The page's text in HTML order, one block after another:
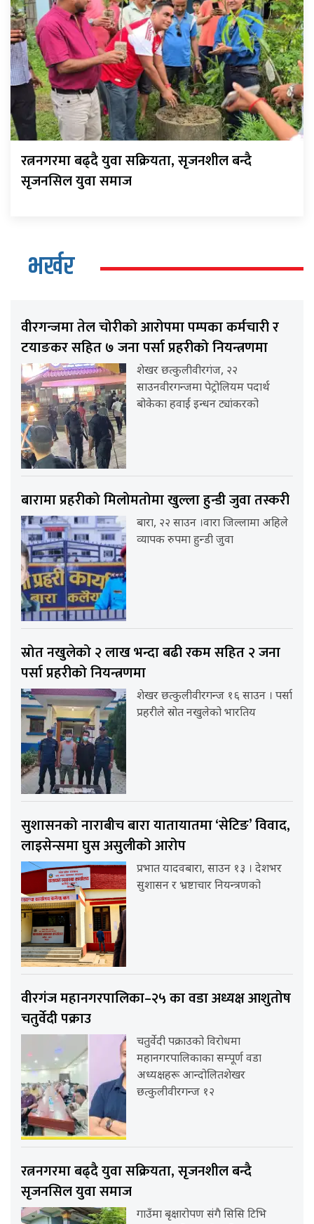
रत्ननगरमा बढ्दै युवा सक्रियता, सृजनशील बन्दै
सृजनसिल युवा समाज
भर्खर
वीरगन्जमा तेल चोरीको आरोपमा पम्पका कर्मचारी र
टयाङकर सहित ७ जना पर्सा प्रहरीको नियन्त्रणमा
शेखर छत्कुलीवीरगंज, २२
साउनवीरगन्जमा पेट्रोलियम पदार्थ
बोकेका हवाई इन्धन ट्यांकरको
बारामा प्रहरीको मिलोमतोमा खुल्ला हुन्डी जुवा तस्करी
बारा, २२ साउन ।वारा जिल्लामा अहिले
व्यापक रुपमा हुन्डी जुवा
स्रोत नखुलेको २ लाख भन्दा बढी रकम सहित २ जना
पर्सा प्रहरीको नियन्त्रणमा
शेखर छत्कुलीवीरगन्ज १६ साउन । पर्सा
प्रहरीले स्रोत नखुलेको भारतिय
सुशासनको नाराबीच बारा यातायातमा ‘सेटिङ’ विवाद,
लाइसेन्समा घुस असुलीको आरोप
प्रभात यादवबारा, साउन १३ । देशभर
सुशासन र भ्रष्टाचार नियन्त्रणको
वीरगंज महानगरपालिका–२५ का वडा अध्यक्ष आशुतोष
चतुर्वेदी पक्राउ
चतुर्वेदी पक्राउको विरोधमा
महानगरपालिकाका सम्पूर्ण वडा
अध्यक्षहरू आन्दोलितशेखर
छत्कुलीवीरगन्ज १२
रत्ननगरमा बढ्दै युवा सक्रियता, सृजनशील बन्दै
सृजनसिल युवा समाज
गाउँमा बृक्षारोपण संगै सिसि टिभि